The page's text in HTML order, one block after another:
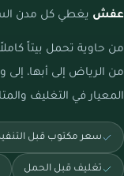
عفش يغطي كل مدن
من حاوية تحمل بيتاً
من الرياض إلى أبها،
المعيار في التغليف
سعر مكتوب قبل
تغليف قبل الحمل